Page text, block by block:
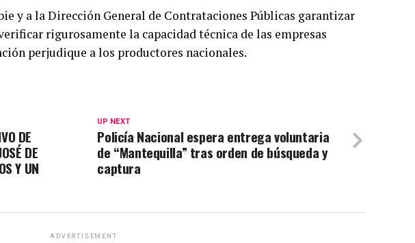
y a la Dirección General de Contrataciones Públicas garantizar
rigurosamente la capacidad técnica de las empresas
perjudique a los productores nacionales.
UP NEXT
Policía Nacional espera entrega voluntaria
de “Mantequilla” tras orden de búsqueda y
captura
DE
DE
Y UN
ADVERTISEMENT